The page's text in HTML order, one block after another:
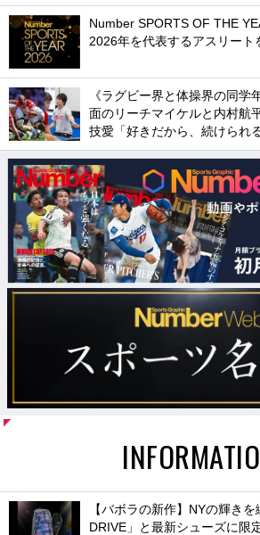
Number SPORTS OF THE
2026年を代表するアスリート
《ラグビー界と体操界の同学
面のリーチマイケルと内村航
技愛「好きだから、続けられる
【バボラの新作】NYの輝き
DRIVE」と最新シューズに限